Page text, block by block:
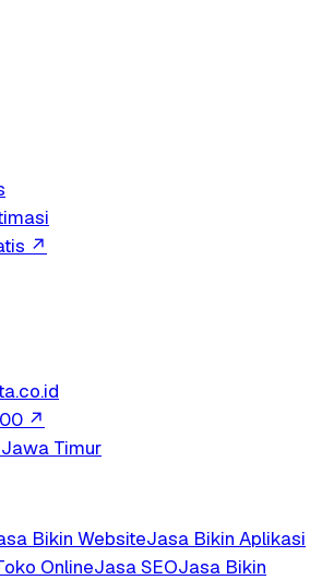
↗
↗
Timur
Bikin WebsiteJasa Bikin Aplikasi
OnlineJasa SEOJasa Bikin